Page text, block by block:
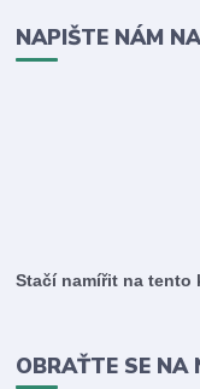
NAPIŠTE NÁM
Stačí namířit na tento
OBRAŤTE SE NA